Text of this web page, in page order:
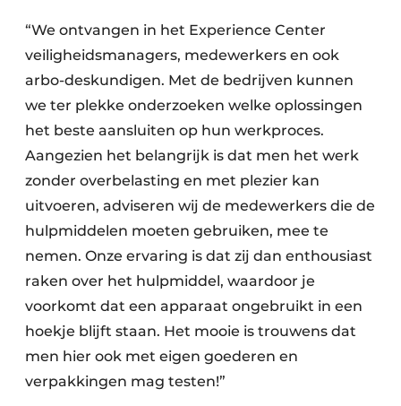
“We ontvangen in het Experience Center
veiligheidsmanagers, medewerkers en ook
arbo-deskundigen. Met de bedrijven kunnen
we ter plekke onderzoeken welke oplossingen
het beste aansluiten op hun werkproces.
Aangezien het belangrijk is dat men het werk
zonder overbelasting en met plezier kan
uitvoeren, adviseren wij de medewerkers die de
hulpmiddelen moeten gebruiken, mee te
nemen. Onze ervaring is dat zij dan enthousiast
raken over het hulpmiddel, waardoor je
voorkomt dat een apparaat ongebruikt in een
hoekje blijft staan. Het mooie is trouwens dat
men hier ook met eigen goederen en
verpakkingen mag testen!”